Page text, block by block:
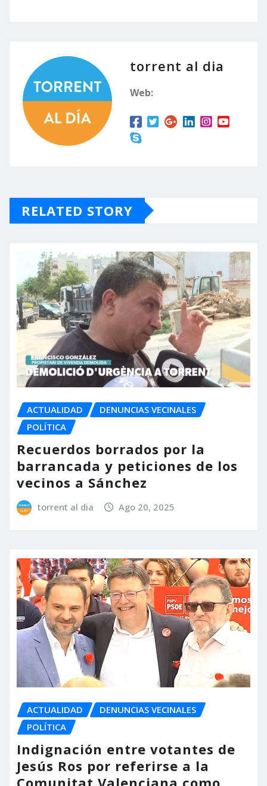
torrent al dia
Web:
RELATED STORY
ACTUALIDAD
DENUNCIAS VECINALES
POLÍTICA
Recuerdos borrados por la
barrancada y peticiones de los
vecinos a Sánchez
torrent al dia Ago 20, 2025
ACTUALIDAD
DENUNCIAS VECINALES
POLÍTICA
Indignación entre votantes de
Jesús Ros por referirse a la
Comunitat Valenciana como